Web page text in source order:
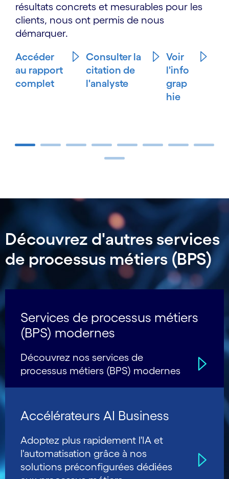
résultats concrets et mesurables pour les
clients, nous ont permis de nous
démarquer.
Accéder
au rapport
complet
Consulter la
citation de
l'analyste
Voir
l'info
grap
hie
Découvrez d'autres services
de processus métiers (BPS)
Services de processus métiers
(BPS) modernes
Découvrez nos services de
processus métiers (BPS) modernes
Accélérateurs AI Business
Adoptez plus rapidement l'IA et
l'automatisation grâce à nos
solutions préconfigurées dédiées